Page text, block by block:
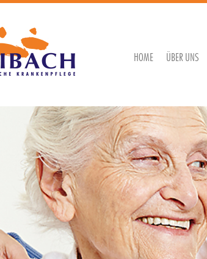
HOME ÜBER UNS
HAUSWIRTSCHAFT
HAUSNOTRUF
BETREUUNG